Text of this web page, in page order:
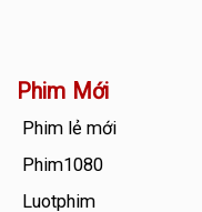
Phim Mới
Phim lẻ mới
Phim1080
Luotphim